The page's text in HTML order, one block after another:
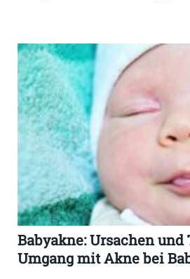
Babyakne: Ursachen
Umgang mit Akne bei